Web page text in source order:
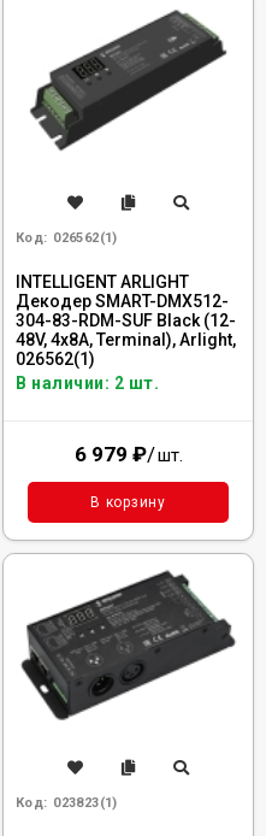
Код: 026562(1)
INTELLIGENT ARLIGHT
Декодер SMART-DMX512-
304-83-RDM-SUF Black (12-
48V, 4x8A, Terminal), Arlight,
026562(1)
В наличии: 2 шт.
6 979 ₽/шт.
В корзину
Код: 023823(1)